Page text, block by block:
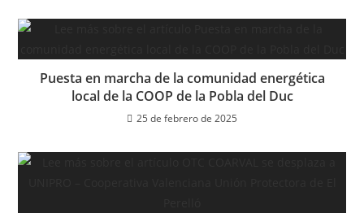
Puesta en marcha de la comunidad energética
local de la COOP de la Pobla del Duc
25 de febrero de 2025